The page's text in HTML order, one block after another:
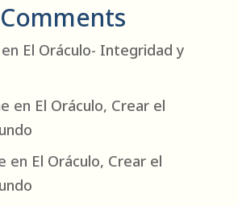
en El Oráculo- Integridad y
en El Oráculo, Crear el
en El Oráculo, Crear el